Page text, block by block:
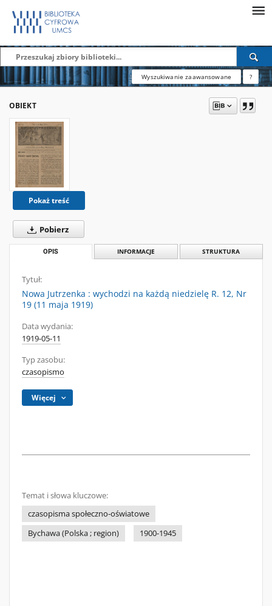
Wyszukiwanie zaawansowane ?
OBIEKT
Pokaż treść
Pobierz
OPIS INFORMACJE STRUKTURA
Tytuł:
Nowa Jutrzenka : wychodzi na każdą niedzielę R. 12, Nr
19 (11 maja 1919)
Data wydania:
1919-05-11
Typ zasobu:
czasopismo
Więcej
Temat i słowa kluczowe:
czasopisma społeczno-oświatowe
Bychawa (Polska ; region)
1900-1945